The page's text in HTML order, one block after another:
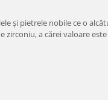
şi pietrele nobile ce o
zirconiu, a cărei valoare